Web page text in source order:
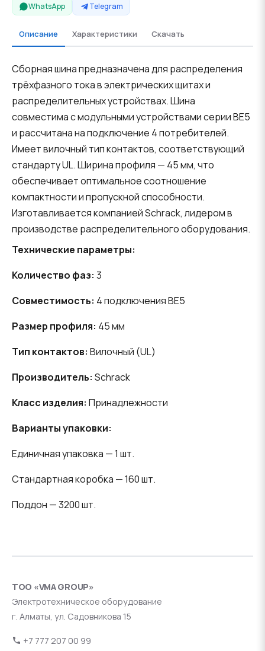
WhatsApp Telegram
Описание Характеристики Скачать
Сборная шина предназначена для распределения
трёхфазного тока в электрических щитах и
распределительных устройствах. Шина
совместима с модульными устройствами серии BE5
и рассчитана на подключение 4 потребителей.
Имеет вилочный тип контактов, соответствующий
стандарту UL. Ширина профиля — 45 мм, что
обеспечивает оптимальное соотношение
компактности и пропускной способности.
Изготавливается компанией Schrack, лидером в
производстве распределительного оборудования.
Технические параметры:
Количество фаз: 3
Совместимость: 4 подключения BE5
Размер профиля: 45 мм
Тип контактов: Вилочный (UL)
Производитель: Schrack
Класс изделия: Принадлежности
Варианты упаковки:
Единичная упаковка — 1 шт.
Стандартная коробка — 160 шт.
Поддон — 3200 шт.
ТОО «VMA GROUP»
Электротехническое оборудование
г. Алматы, ул. Садовникова 15
+7 777 207 00 99